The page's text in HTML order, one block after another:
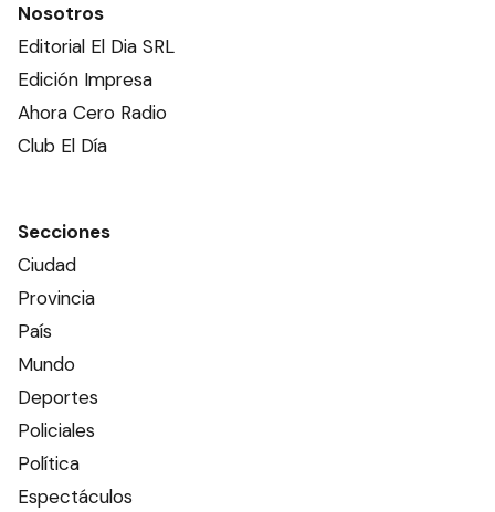
Nosotros
Editorial El Dia SRL
Edición Impresa
Ahora Cero Radio
Club El Día
Secciones
Ciudad
Provincia
País
Mundo
Deportes
Policiales
Política
Espectáculos